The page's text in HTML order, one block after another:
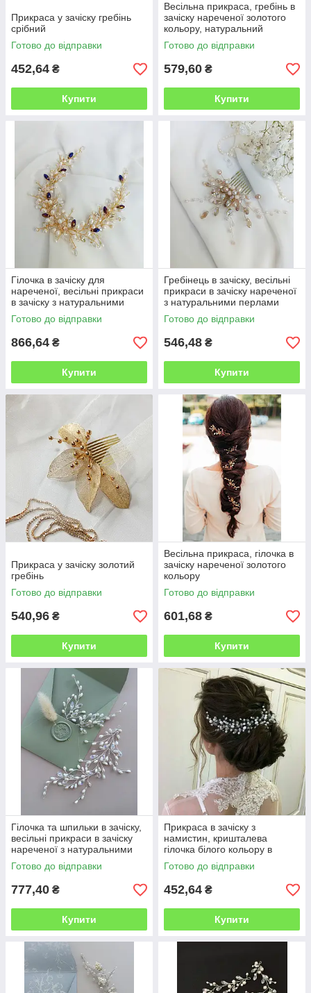
Прикраса у зачіску гребінь
срібний
Готово до відправки
452,64 ₴
Купити
Весільна прикраса, гребінь в
зачіску нареченої золотого
кольору, натуральний
перламутр
Готово до відправки
579,60 ₴
Купити
Гілочка в зачіску для
нареченої, весільні прикраси
в зачіску з натуральними
перлами
Готово до відправки
866,64 ₴
Купити
Гребінець в зачіску, весільні
прикраси в зачіску нареченої
з натуральними перлами
Готово до відправки
546,48 ₴
Купити
Прикраса у зачіску золотий
гребінь
Готово до відправки
540,96 ₴
Купити
Весільна прикраса, гілочка в
зачіску нареченої золотого
кольору
Готово до відправки
601,68 ₴
Купити
Гілочка та шпильки в зачіску,
весільні прикраси в зачіску
нареченої з натуральними
перлами
Готово до відправки
777,40 ₴
Купити
Прикраса в зачіску з
намистин, кришталева
гілочка білого кольору в
зачіску нареченої
Готово до відправки
452,64 ₴
Купити